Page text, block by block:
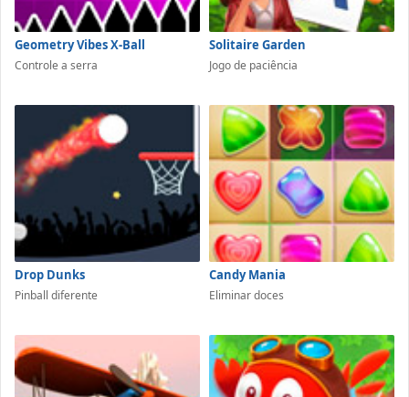
Geometry Vibes X-Ball
Controle a serra
Solitaire Garden
Jogo de paciência
Drop Dunks
Pinball diferente
Candy Mania
Eliminar doces